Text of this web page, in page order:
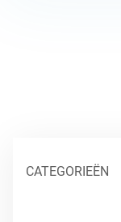
CATEGORIEËN